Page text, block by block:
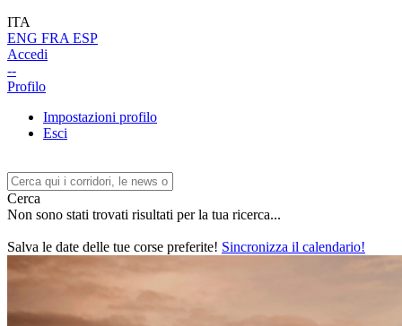
ITA
ENG FRA ESP
Accedi
--
Profilo
Impostazioni profilo
Esci
Cerca
Non sono stati trovati risultati per la tua ricerca...
Salva le date delle tue corse preferite! Sincronizza il calendario!